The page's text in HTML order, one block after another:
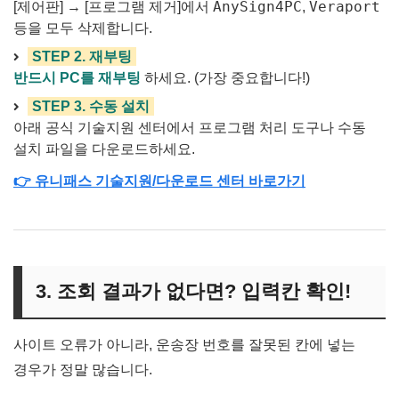
[제어판] → [프로그램 제거]에서 AnySign4PC, Veraport
등을 모두 삭제합니다.
STEP 2. 재부팅
반드시 PC를 재부팅 하세요. (가장 중요합니다!)
STEP 3. 수동 설치
아래 공식 기술지원 센터에서 프로그램 처리 도구나 수동
설치 파일을 다운로드하세요.
👉 유니패스 기술지원/다운로드 센터 바로가기
3. 조회 결과가 없다면? 입력칸 확인!
사이트 오류가 아니라, 운송장 번호를 잘못된 칸에 넣는
경우가 정말 많습니다.